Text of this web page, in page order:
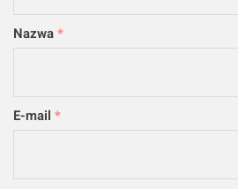
Nazwa*
E-mail *